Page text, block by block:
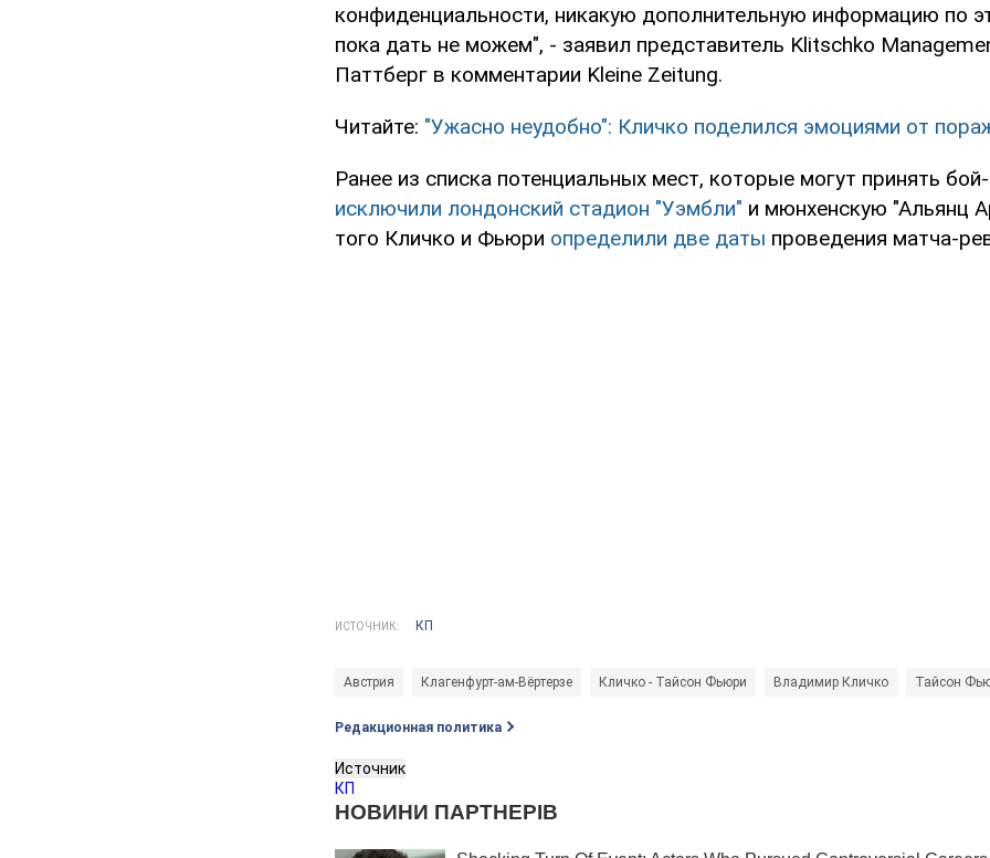
конфиденциальности, никакую дополнительную информацию по
пока дать не можем", - заявил представитель Klitschko
Паттберг в комментарии Kleine Zeitung.
Читайте: "Ужасно неудобно": Кличко поделился эмоциями от
Ранее из списка потенциальных мест, которые могут принять
исключили лондонский стадион "Уэмбли" и мюнхенскую "Альянц
того Кличко и Фьюри определили две даты проведения матча-
ИСТОЧНИК: КП
Австрия Клагенфурт-ам-Вёртерзе Кличко - Тайсон Фьюри Владимир Кличко Тайсон
Редакционная политика
Источник
КП